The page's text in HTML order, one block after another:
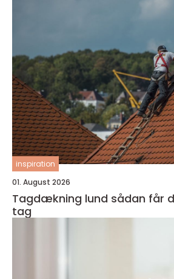
inspiration
01. August 2026
Tagdækning lund sådan får du et holdbart
tag